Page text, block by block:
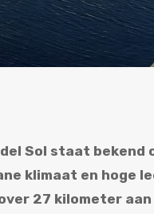
Sol staat bekend
klimaat en hoge
27 kilometer